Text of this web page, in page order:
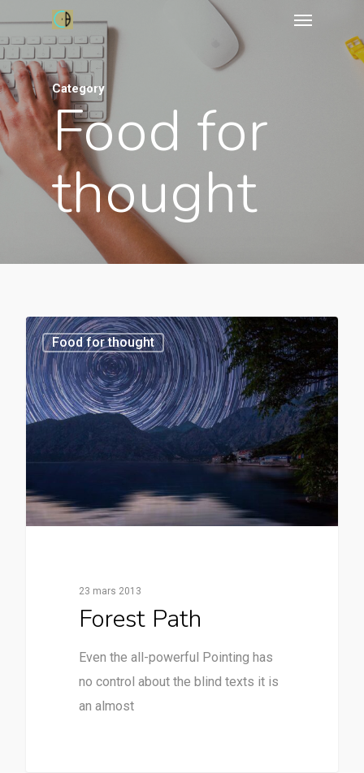
Category
Food for
thought
Food for thought
23 mars 2013
Forest Path
Even the all-powerful Pointing has
no control about the blind texts it is
an almost
3368